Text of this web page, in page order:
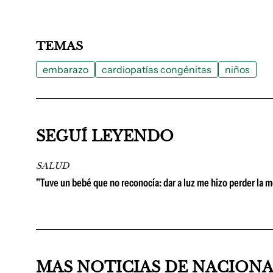
TEMAS
embarazo cardiopatías congénitas niños
SEGUÍ LEYENDO
SALUD
"Tuve un bebé que no reconocía: dar a luz me hizo perder la
MAS NOTICIAS DE